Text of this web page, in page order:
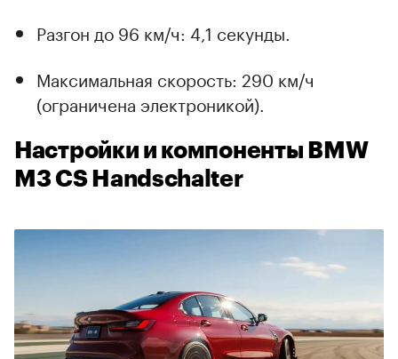
Разгон до 96 км/ч: 4,1 секунды.
Максимальная скорость: 290 км/ч
(ограничена электроникой).
Настройки и компоненты BMW
M3 CS Handschalter